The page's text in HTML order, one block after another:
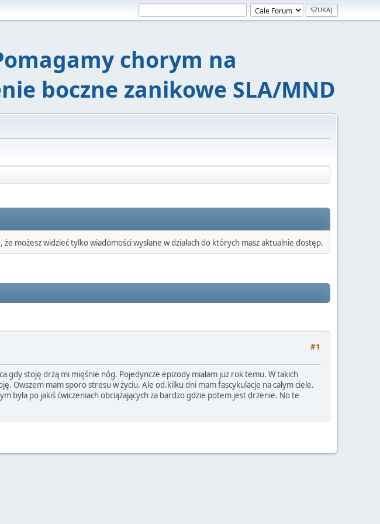
chorym na
boczne zanikowe SLA/MND
możesz widzieć tylko wiadomości wysłane w działach do których masz aktualnie dostęp.
#1
gdy stoję drżą mi mięśnie nóg. Pojedyncze epizody miałam już rok temu. W takich
Owszem mam sporo stresu w życiu. Ale od.kilku dni mam fascykulacje na całym ciele.
była po jakiś ćwiczeniach obciążających za bardzo gdzie potem jest drżenie. No te